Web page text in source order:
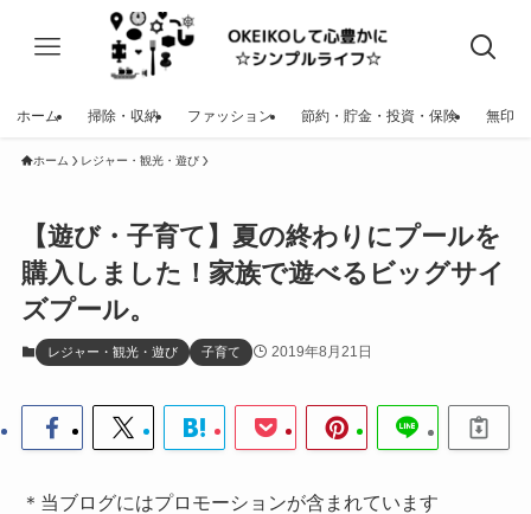
ホーム 掃除・収納 ファッション 節約・貯金・投資・保険 無印
ホーム レジャー・観光・遊び
【遊び・子育て】夏の終わりにプールを
購入しました！家族で遊べるビッグサイ
ズプール。
レジャー・観光・遊び 子育て 2019年8月21日
＊当ブログにはプロモーションが含まれています